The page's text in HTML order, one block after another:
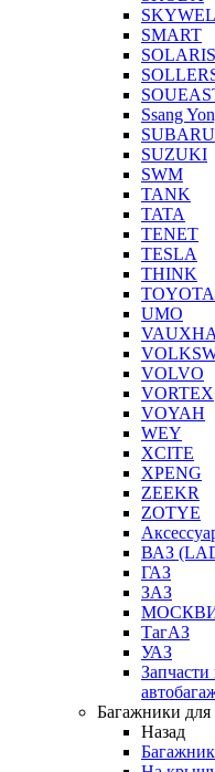
SMART
SOLARIS
Ssang
SUBARU
SUZUKI
SWM
TANK
TATA
TENET
TESLA
THINK
TOYOTA
UMO
VOLVO
VORTEX
VOYAH
WEY
XCITE
XPENG
ZEEKR
ZOTYE
ВАЗ
ГАЗ
ЗАЗ
ТагАЗ
УАЗ
Багажники для
Назад